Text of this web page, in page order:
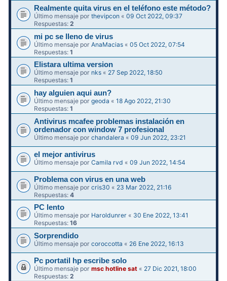
Realmente quita virus en el teléfono este método?
Último mensaje porthevipcon «09 Oct 2022, 09:37
Respuestas:2
mi pc se lleno de virus
Último mensaje porAnaMacias «05 Oct 2022, 07:54
Respuestas:1
Elistara ultima version
Último mensaje por nks « 27 Sep 2022, 18:50
Respuestas:1
hay alguien aqui aun?
Último mensaje porgeoda «18 Ago 2022, 21:30
Respuestas:1
Antivirus mcafee problemas instalación en
ordenador con window 7 profesional
Último mensaje porchandalera «09 Jun 2022, 23:21
el mejor antivirus
Último mensaje porCamila rvd «09 Jun 2022, 14:54
Problema con virus en una web
Último mensaje porcris30 « 23 Mar 2022, 21:16
Respuestas:4
PC lento
Último mensaje por Haroldunrer « 30 Ene 2022, 13:41
Respuestas:16
Sorprendido
Último mensaje porcoroccotta « 26 Ene 2022, 16:13
Pc portatil hp escribe solo
Último mensaje pormsc hotline sat « 27 Dic 2021, 18:00
Respuestas:2